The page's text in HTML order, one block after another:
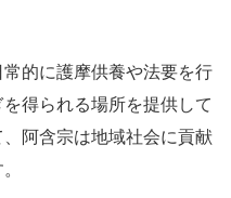
的に護摩供養や法要を行
得られる場所を提供して
阿含宗は地域社会に貢献